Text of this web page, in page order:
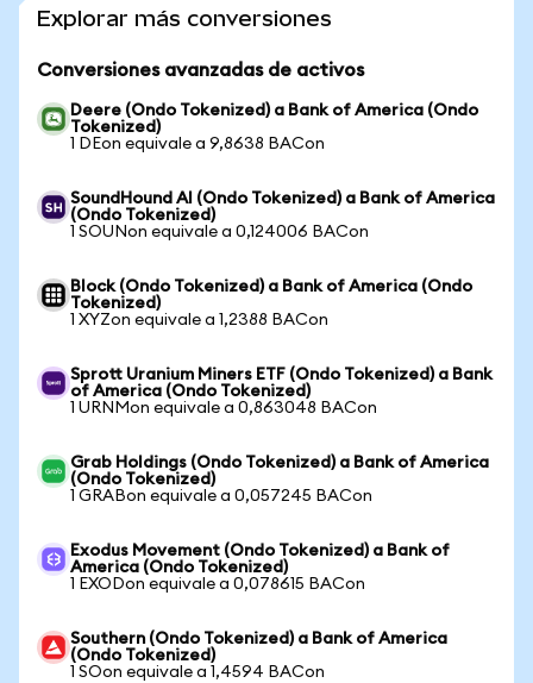
Explorar más conversiones
Conversiones avanzadas de activos
Deere (Ondo Tokenized) a Bank of America (Ondo
Tokenized)
1 DEon equivale a 9,8638 BACon
SoundHound AI (Ondo Tokenized) a Bank of America
(Ondo Tokenized)
1 SOUNon equivale a 0,124006 BACon
Block (Ondo Tokenized) a Bank of America (Ondo
Tokenized)
1 XYZon equivale a 1,2388 BACon
Sprott Uranium Miners ETF (Ondo Tokenized) a Bank
of America (Ondo Tokenized)
1 URNMon equivale a 0,863048 BACon
Grab Holdings (Ondo Tokenized) a Bank of America
(Ondo Tokenized)
1 GRABon equivale a 0,057245 BACon
Exodus Movement (Ondo Tokenized) a Bank of
America (Ondo Tokenized)
1 EXODon equivale a 0,078615 BACon
Southern (Ondo Tokenized) a Bank of America
(Ondo Tokenized)
1 SOon equivale a 1,4594 BACon